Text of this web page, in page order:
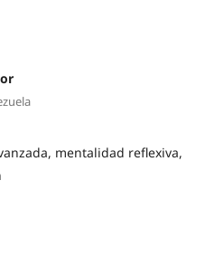
mentalidad reflexiva,